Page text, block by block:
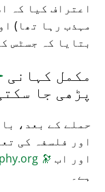
اعتراف کیا کہ
مہذب رہا تھا)
بتایا کہ جسٹس
مکمل کہانی
پڑھی جا
حملے کے بعد،
اور فلسفہ کی
اور اب 🔭
ہے۔